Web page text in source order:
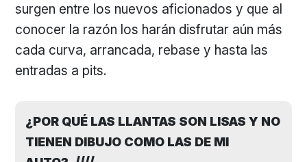
surgen entre los nuevos aficionados y que al
conocer la razón los harán disfrutar aún más
cada curva, arrancada, rebase y hasta las
entradas a pits.
¿POR QUÉ LAS LLANTAS SON LISAS Y NO
TIENEN DIBUJO COMO LAS DE MI